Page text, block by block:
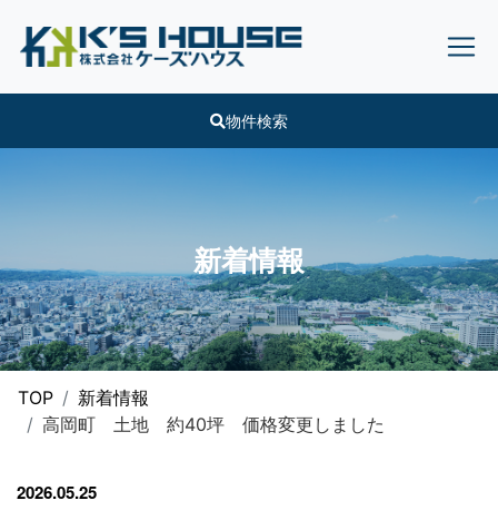
物件検索
新着情報
TOP
新着情報
高岡町 土地 約40坪 価格変更しました
2026.05.25